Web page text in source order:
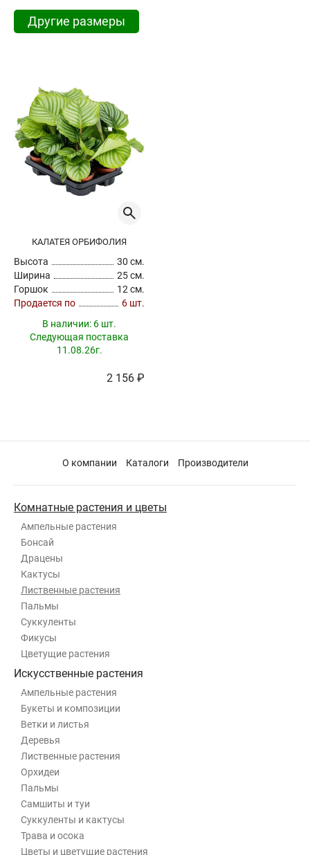
Другие размеры
КАЛАТЕЯ ОРБИФОЛИЯ
Высота
30 см.
Ширина
25 см.
Горшок
12 см.
Продается по
6 шт.
В наличии: 6 шт.
Следующая поставка
11.08.26г.
2 156 ₽
О компании Каталоги Производители
Комнатные растения и цветы
Ампельные растения
Бонсай
Драцены
Кактусы
Лиственные растения
Пальмы
Суккуленты
Фикусы
Цветущие растения
Искусственные растения
Ампельные растения
Букеты и композиции
Ветки и листья
Деревья
Лиственные растения
Орхидеи
Пальмы
Самшиты и туи
Суккуленты и кактусы
Трава и осока
Цветы и цветущие растения